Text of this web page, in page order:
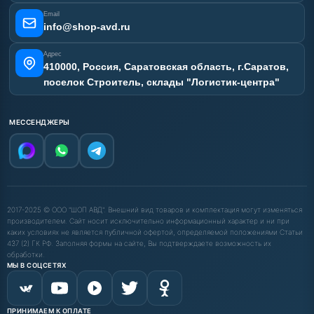
Email
info@shop-avd.ru
Адрес
410000, Россия, Саратовская область, г.Саратов,
поселок Строитель, склады "Логистик-центра"
МЕССЕНДЖЕРЫ
2017-2025 © ООО "ШОП АВД". Внешний вид товаров и комплектация могут изменяться
производителем. Сайт носит исключительно информационный характер и ни при
каких условиях не является публичной офертой, определяемой положениями Статьи
437 (2) ГК РФ. Заполняя формы на сайте, Вы подтверждаете возможность их
обработки.
МЫ В СОЦСЕТЯХ
ПРИНИМАЕМ К ОПЛАТЕ